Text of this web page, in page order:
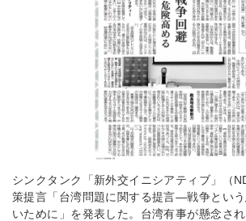
シンクタンク「新外交イニシアティブ」（
策提言「台湾問題に関する提言―戦争とい
いために」を発表した。台湾有事が懸念さ